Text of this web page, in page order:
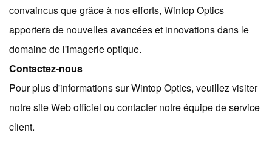
convaincus que grâce à nos efforts, Wintop Optics
apportera de nouvelles avancées et innovations dans le
domaine de l'imagerie optique.
Contactez-nous
Pour plus d'informations sur Wintop Optics, veuillez visiter
notre site Web officiel ou contacter notre équipe de service
client.